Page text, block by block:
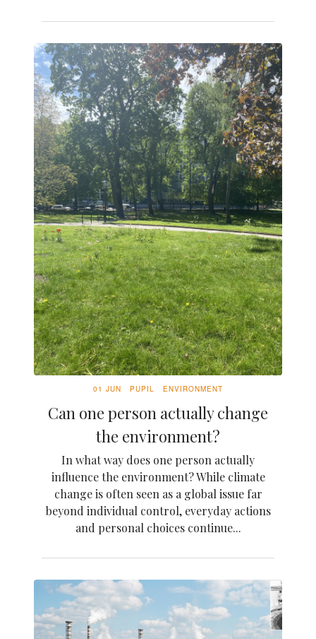
01 JUN PUPIL ENVIRONMENT
Can one person actually change
the environment?
In what way does one person actually
influence the environment? While climate
change is often seen as a global issue far
beyond individual control, everyday actions
and personal choices continue...